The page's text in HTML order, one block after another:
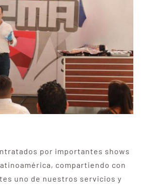
por importantes shows
compartiendo con
uno de nuestros servicios y